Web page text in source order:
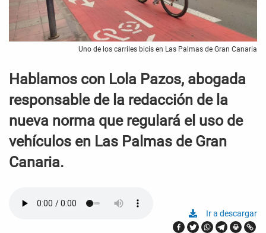
Uno de los carriles bicis en Las Palmas de Gran Canaria
Hablamos con Lola Pazos, abogada
responsable de la redacción de la
nueva norma que regulará el uso de
vehículos en Las Palmas de Gran
Canaria.
Ir a descargar